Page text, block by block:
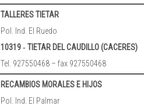
TALLERES TIETAR
Pol. Ind. El Ruedo
10319 ‐ TIETAR DEL CAUDILLO (CACERES)
Tel. 927550468 – fax 927550468
RECAMBIOS MORALES E HIJOS
Pol. Ind. El Palmar